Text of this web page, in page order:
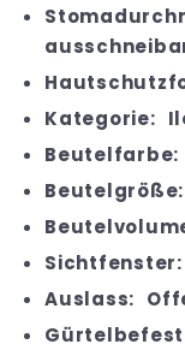
Kategorie:
Beutelfarbe:
Beutelgröße:
Sichtfenster:
Auslass: